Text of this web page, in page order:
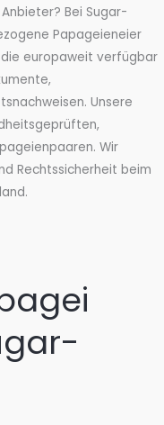
Bei Sugar-
Papageieneier
europaweit verfügbar
Unsere
Wir
Rechtssicherheit beim